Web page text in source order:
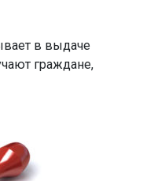
в выдаче
граждане,